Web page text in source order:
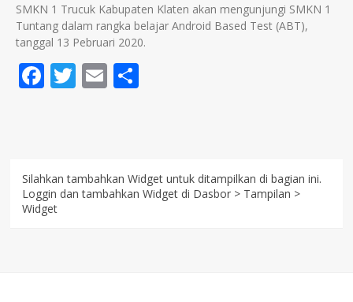
SMKN 1 Trucuk Kabupaten Klaten akan mengunjungi SMKN 1
Tuntang dalam rangka belajar Android Based Test (ABT),
tanggal 13 Pebruari 2020.
Facebook
Twitter
Email
Silahkan tambahkan Widget untuk ditampilkan di bagian ini.
Loggin dan tambahkan Widget di Dasbor > Tampilan >
Widget